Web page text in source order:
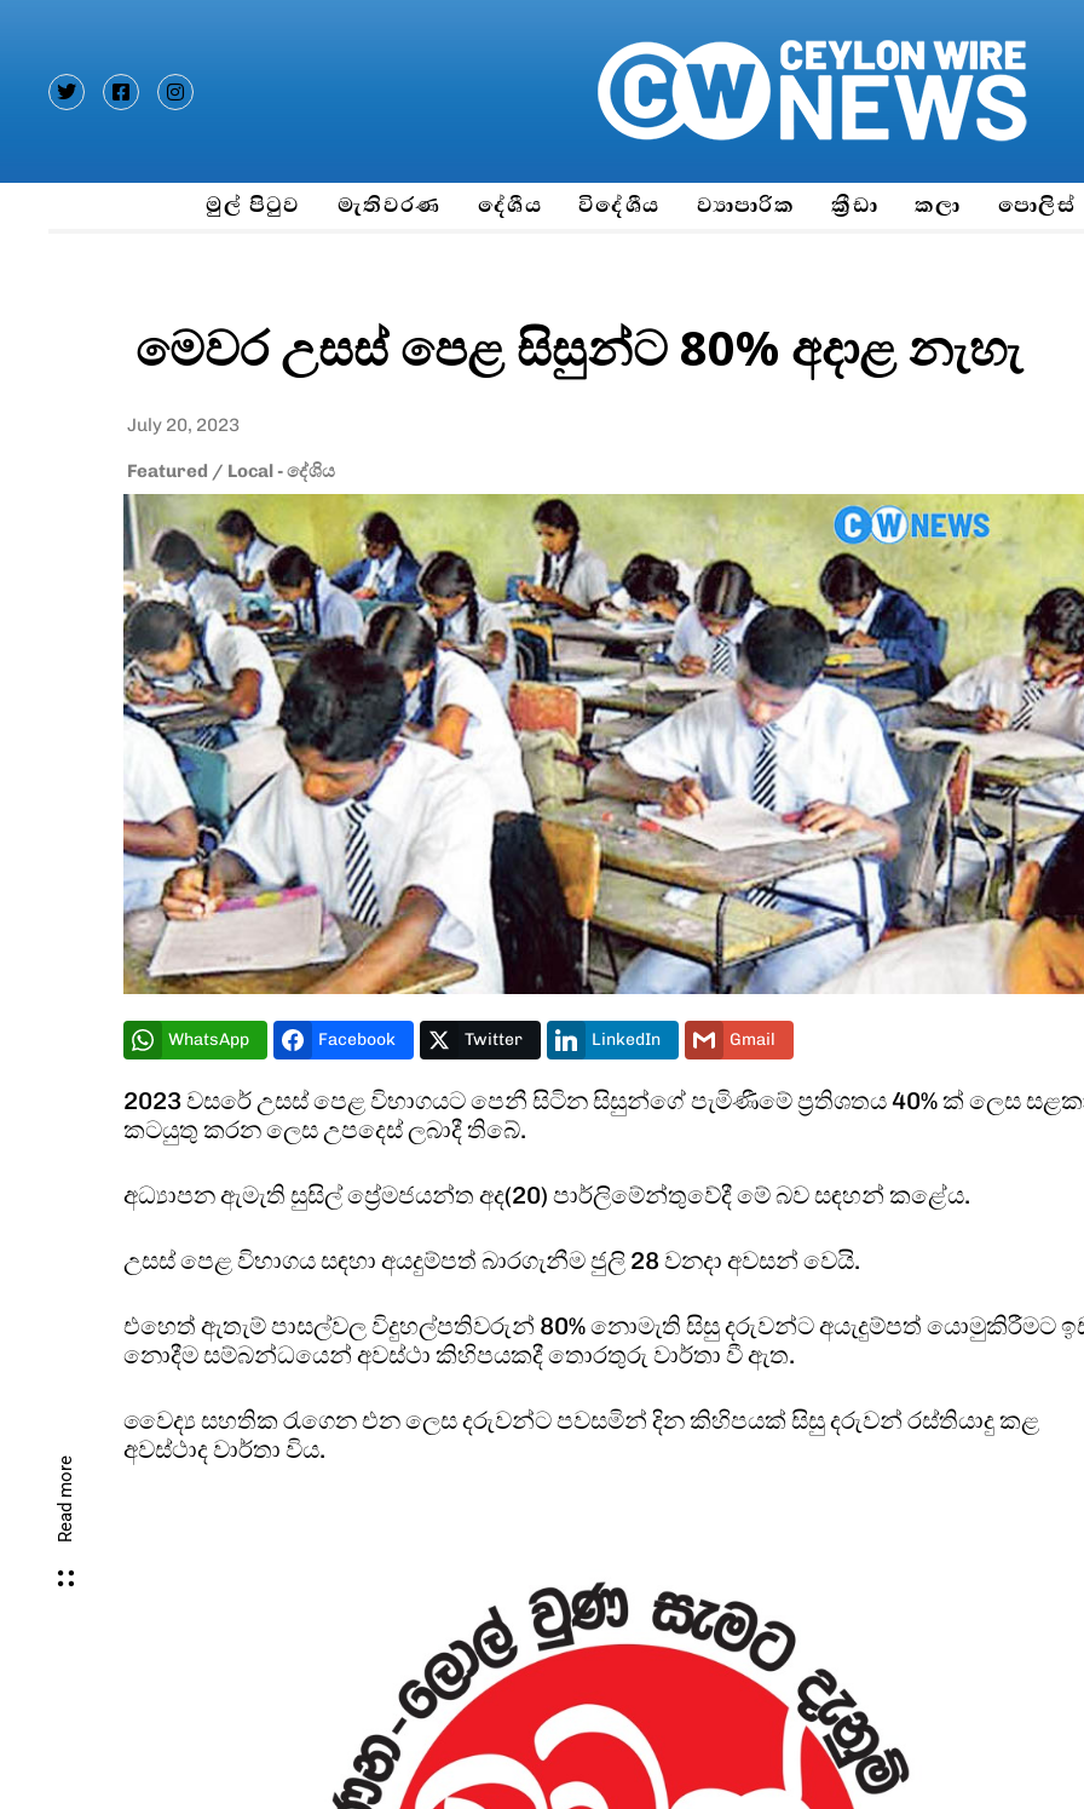
මුල් පිටුව මැතිවරණ දේශීය විදේශීය ව්‍යාපාරික ක්‍රීඩා කලා පොලිස්
Read more
මෙවර උසස් පෙළ සිසුන්ට 80% අදාළ නැහැ
July 20, 2023
Featured / Local - දේශිය
WhatsApp Facebook Twitter LinkedIn Gmail
2023 වසරේ උසස් පෙළ විභාගයට පෙනී සිටින සිසුන්ගේ පැමිණීමේ ප්‍රතිශතය 40% ක් ලෙස
කටයුතු කරන ලෙස උපදෙස් ලබාදී තිබේ.
අධ්‍යාපන ඇමැති සුසිල් ප්‍රේමජයන්ත අද(20) පාර්ලිමේන්තුවේදී මේ බව සඳහන් කළේය.
උසස් පෙළ විභාගය සඳහා අයදුම්පත් බාරගැනීම ජුලි 28 වනදා අවසන් වෙයි.
එහෙත් ඇතැම් පාසල්වල විදුහල්පතිවරුන් 80% නොමැති සිසු දරුවන්ට අයැදුම්පත් යොමුකිරීමට
නොදීම සම්බන්ධයෙන් අවස්ථා කිහිපයකදී තොරතුරු වාර්තා වී ඇත.
වෛද්‍ය සහතික රැගෙන එන ලෙස දරුවන්ට පවසමින් දින කිහිපයක් සිසු දරුවන් රස්තියාදු කළ
අවස්ථාද වාර්තා විය.